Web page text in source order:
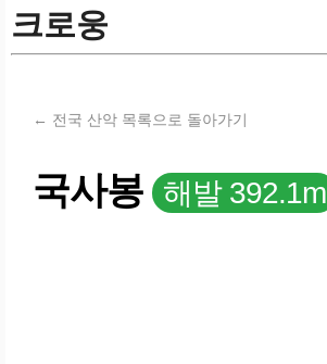
크로웅
← 전국 산악 목록으로 돌아가기
국사봉 해발 392.1m